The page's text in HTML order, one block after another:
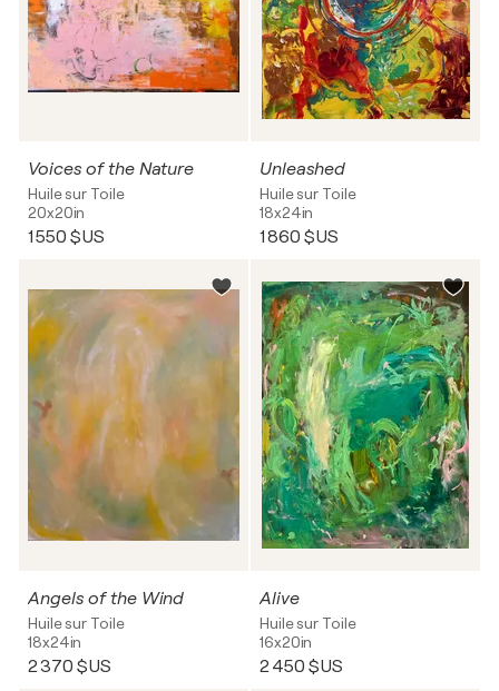
Voices of the Nature
Huile sur Toile
20x20in
1 550 $US
Unleashed
Huile sur Toile
18x24in
1 860 $US
Angels of the Wind
Huile sur Toile
18x24in
2 370 $US
Alive
Huile sur Toile
16x20in
2 450 $US